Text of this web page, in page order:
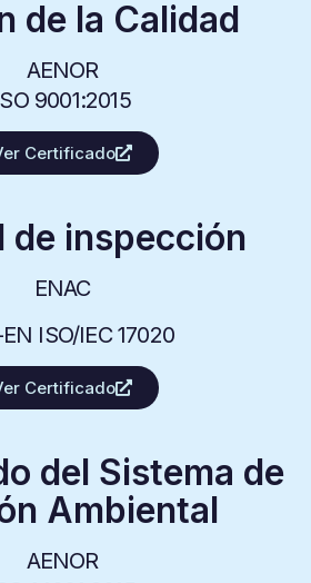
de la Calidad
AENOR
9001:2015
Certificado
de inspección
ENAC
ISO/IEC 17020
Certificado
del Sistema de
Ambiental
AENOR